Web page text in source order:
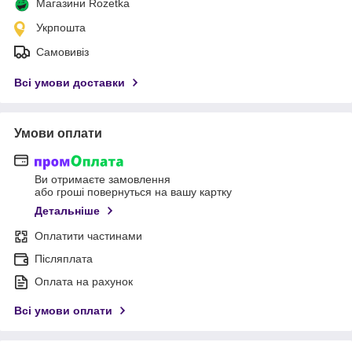
Магазини Rozetka
Укрпошта
Самовивіз
Всі умови доставки
Умови оплати
Ви отримаєте замовлення
або гроші повернуться на вашу картку
Детальніше
Оплатити частинами
Післяплата
Оплата на рахунок
Всі умови оплати